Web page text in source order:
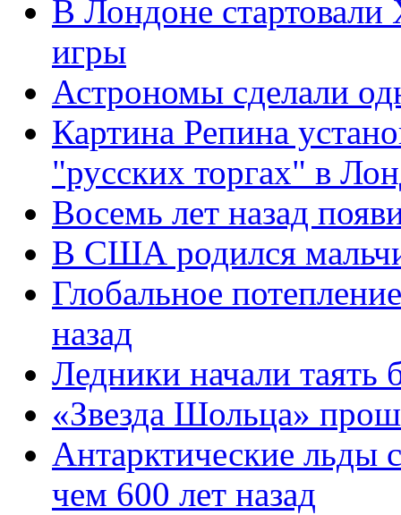
В Лондоне
игры
Астрономы сделали
Картина Репина
"русских торгах" в
Восемь лет назад
В США родился
Глобальное
назад
Ледники начали таять
«Звезда Шольца»
Антарктические льды
чем 600 лет назад